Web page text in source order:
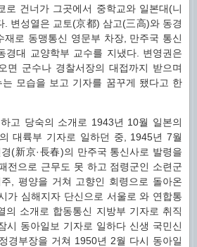
로 건너가 그곳에서 중학교와 일본대(니
. 변성열은 교토(京都) 삼고(三高)와 동경
재로 동맹통신 영문부 차장, 만주국 통신
경대 교양학부 교수를 지냈다. 변영권은
면 군수나 경찰서장의 대접까지 받으며
모습을 보고 기자를 꿈꾸게 됐다고 한
고 당숙의 소개로 1943년 10월 일본의
대륙부 기자로 일하던 중, 1945년 7월
(新京·長春)의 만주국 통신사로 발령을
전으로 근무도 못 하고 점령군인 소련군
, 평양을 거쳐 고향인 회령으로 돌아온
가 심해지자 단신으로 서울로 와 연합통
의 소개로 합동통신 지방부 기자로 취직
시 동아일보 기자로 일하다 신생 국민신
경부장을 거쳐 1950년 2월 다시 동아일